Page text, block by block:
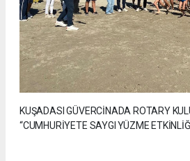
KUŞADASI GÜVERCİNADA ROTARY
“CUMHURİYETE SAYGI YÜZME